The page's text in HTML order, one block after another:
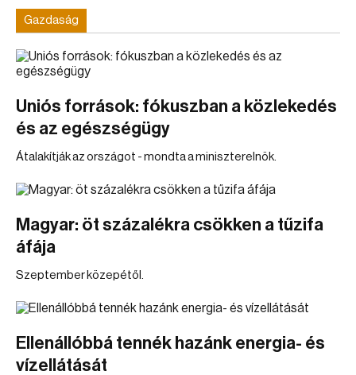
Gazdaság
Uniós források: fókuszban a közlekedés
és az egészségügy
Átalakítják az országot - mondta a miniszterelnök.
Magyar: öt százalékra csökken a tűzifa
áfája
Szeptember közepétől.
Ellenállóbbá tennék hazánk energia- és
vízellátását